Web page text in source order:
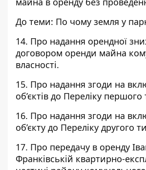
До теми: По чому земля у
14. Про надання орендної
договором оренди майна
власності.
15. Про надання згоди на
об’єктів до Переліку першого
16. Про надання згоди на
об’єкту до Переліку другого
17. Про передачу в оренду
Франківській квартирно-